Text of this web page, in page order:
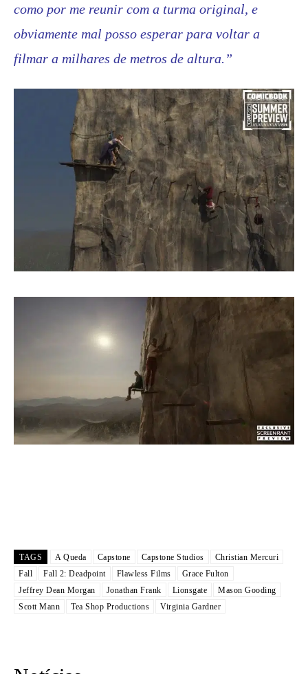
como por me reunir com a turma original, e
obviamente mal posso esperar para voltar a
filmar a milhares de metros de altura.”
TAGS A Queda Capstone Capstone Studios
Christian Mercuri
Fall
Fall 2: Deadpoint Flawless Films
Grace Fulton
Jeffrey Dean Morgan
Jonathan Frank Lionsgate
Mason Gooding
Scott Mann
Tea Shop Productions Virginia Gardner